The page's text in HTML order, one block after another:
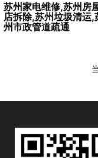
苏州家电维修,苏州房
店拆除,苏州垃圾清运
州市政管道疏通